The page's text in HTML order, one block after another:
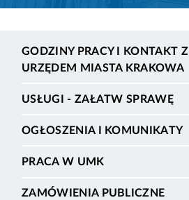
GODZINY PRACY I KONTAKT Z
URZĘDEM MIASTA KRAKOWA
USŁUGI - ZAŁATW SPRAWĘ
OGŁOSZENIA I KOMUNIKATY
PRACA W UMK
ZAMÓWIENIA PUBLICZNE